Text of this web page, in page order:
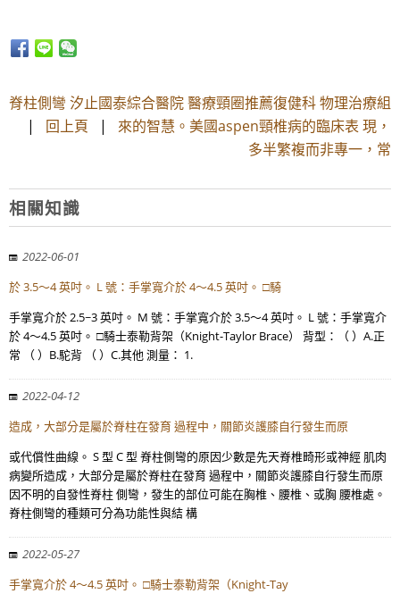
脊柱側彎 汐止國泰綜合醫院 醫療頸圈推薦復健科 物理治療組
| 回上頁 | 來的智慧。美國aspen頸椎病的臨床表 現，
多半繁複而非專一，常
相關知識
2022-06-01
於 3.5～4 英吋。 L 號：手掌寬介於 4～4.5 英吋。 □騎
手掌寬介於 2.5~3 英吋。 M 號：手掌寬介於 3.5～4 英吋。 L 號：手掌寬介
於 4～4.5 英吋。 □騎士泰勒背架（Knight-Taylor Brace） 背型：（ ）A.正
常 （ ）B.駝背 （ ）C.其他 測量： 1.
2022-04-12
造成，大部分是屬於脊柱在發育 過程中，關節炎護膝自行發生而原
或代償性曲線。 S 型 C 型 脊柱側彎的原因少數是先天脊椎畸形或神經 肌肉
病變所造成，大部分是屬於脊柱在發育 過程中，關節炎護膝自行發生而原
因不明的自發性脊柱 側彎，發生的部位可能在胸椎、腰椎、或胸 腰椎處。
脊柱側彎的種類可分為功能性與結 構
2022-05-27
手掌寬介於 4～4.5 英吋。 □騎士泰勒背架（Knight-Tay